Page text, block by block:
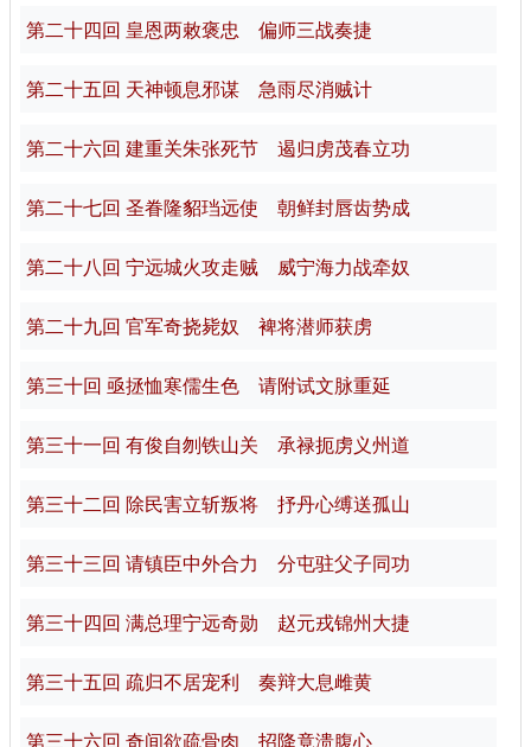
第二十四回 皇恩两敕褒忠 偏师三战奏捷
第二十五回 天神顿息邪谋 急雨尽消贼计
第二十六回 建重关朱张死节 遏归虏茂春立功
第二十七回 圣眷隆貂珰远使 朝鲜封唇齿势成
第二十八回 宁远城火攻走贼 威宁海力战牵奴
第二十九回 官军奇挠毙奴 裨将潜师获虏
第三十回 亟拯恤寒儒生色 请附试文脉重延
第三十一回 有俊自刎铁山关 承禄扼虏义州道
第三十二回 除民害立斩叛将 抒丹心缚送孤山
第三十三回 请镇臣中外合力 分屯驻父子同功
第三十四回 满总理宁远奇勋 赵元戎锦州大捷
第三十五回 疏归不居宠利 奏辩大息雌黄
第三十六回 奇间欲疏骨肉 招降竟溃腹心